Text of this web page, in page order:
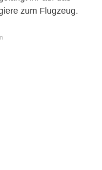
zum Flugzeug.